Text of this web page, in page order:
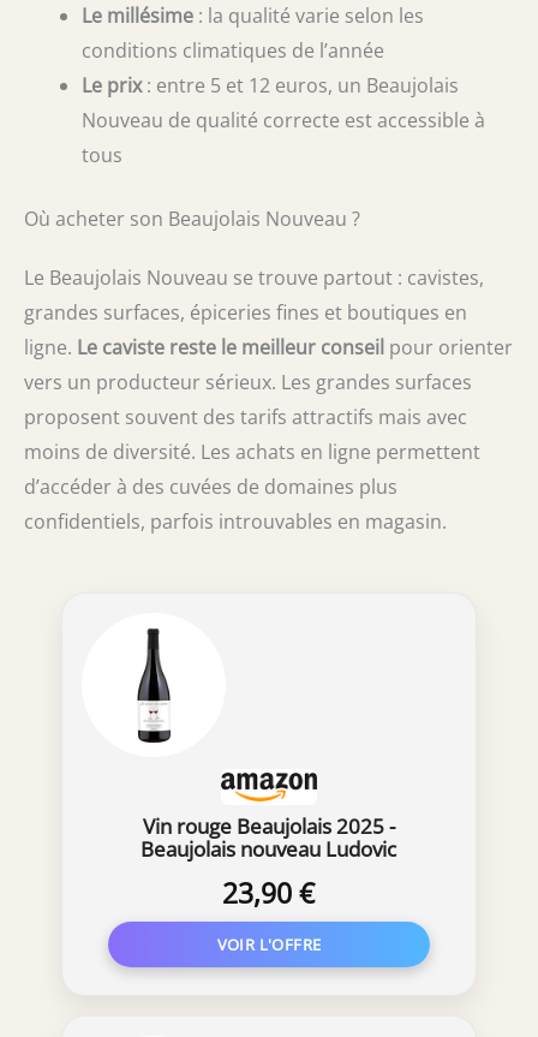
Le millésime : la qualité varie selon les
conditions climatiques de l’année
Le prix: entre 5 et 12 euros, un Beaujolais
Nouveau de qualité correcte est accessible à
tous
Où acheter son Beaujolais Nouveau ?
Le Beaujolais Nouveau se trouve partout : cavistes,
grandes surfaces, épiceries fines et boutiques en
ligne. Le caviste reste le meilleur conseil pour orienter
vers un producteur sérieux. Les grandes surfaces
proposent souvent des tarifs attractifs mais avec
moins de diversité. Les achats en ligne permettent
d’accéder à des cuvées de domaines plus
confidentiels, parfois introuvables en magasin.
Vin rouge Beaujolais 2025 -
Beaujolais nouveau Ludovic
personnalisée [ Vins rouges ] (x1)
23,90 €